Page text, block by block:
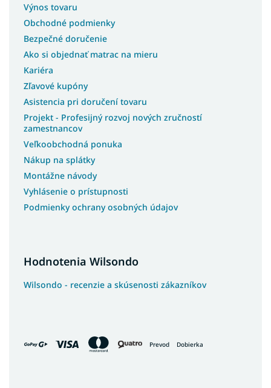
Výnos tovaru
Obchodné podmienky
Bezpečné doručenie
Ako si objednať matrac na mieru
Kariéra
Zľavové kupóny
Asistencia pri doručení tovaru
Projekt - Profesijný rozvoj nových zručností
zamestnancov
Veľkoobchodná ponuka
Nákup na splátky
Montážne návody
Vyhlásenie o prístupnosti
Podmienky ochrany osobných údajov
Hodnotenia Wilsondo
Wilsondo - recenzie a skúsenosti zákazníkov
Prevod Dobierka